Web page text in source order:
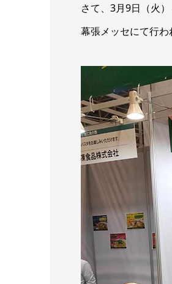
さて、3月9日（火
幕張メッセにて行わ